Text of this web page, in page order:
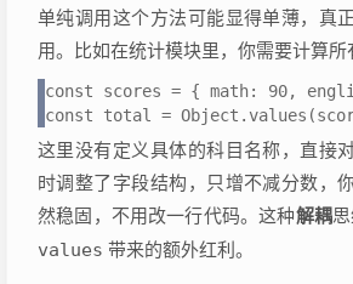
单纯调用这个方法可能显得单薄，真
用。比如在统计模块里，你需要计算所
const scores = { math: 90,
const total =
这里没有定义具体的科目名称，直接
时调整了字段结构，只增不减分数，
然稳固，不用改一行代码。这种解耦
values 带来的额外红利。